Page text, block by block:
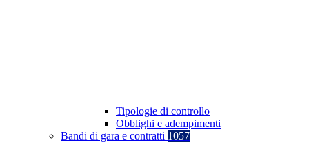
Tipologie di controllo
Obblighi e adempimenti
Bandi di gara e contratti 1057